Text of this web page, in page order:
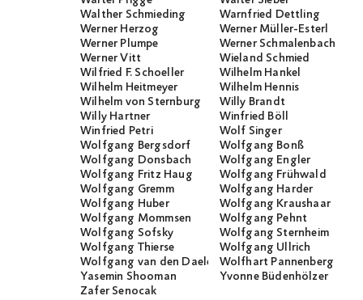
Walther Schmieding
Warnfried Dettling
Werner Herzog
Werner Müller-Esterl
Werner Plumpe
Werner Schmalenbach
Werner Vitt
Wieland Schmied
Wilfried F. Schoeller
Wilhelm Hankel
Wilhelm Heitmeyer
Wilhelm Hennis
Wilhelm von Sternburg
Willy Brandt
Willy Hartner
Winfried Böll
Winfried Petri
Wolf Singer
Wolfgang Bergsdorf
Wolfgang Bonß
Wolfgang Donsbach
Wolfgang Engler
Wolfgang Fritz Haug
Wolfgang Frühwald
Wolfgang Gremm
Wolfgang Harder
Wolfgang Huber
Wolfgang Kraushaar
Wolfgang Mommsen
Wolfgang Pehnt
Wolfgang Sofsky
Wolfgang Sternheim
Wolfgang Thierse
Wolfgang Ullrich
Wolfgang van den Daele
Wolfhart Pannenberg
Yasemin Shooman
Yvonne Büdenhölzer
Zafer Senocak